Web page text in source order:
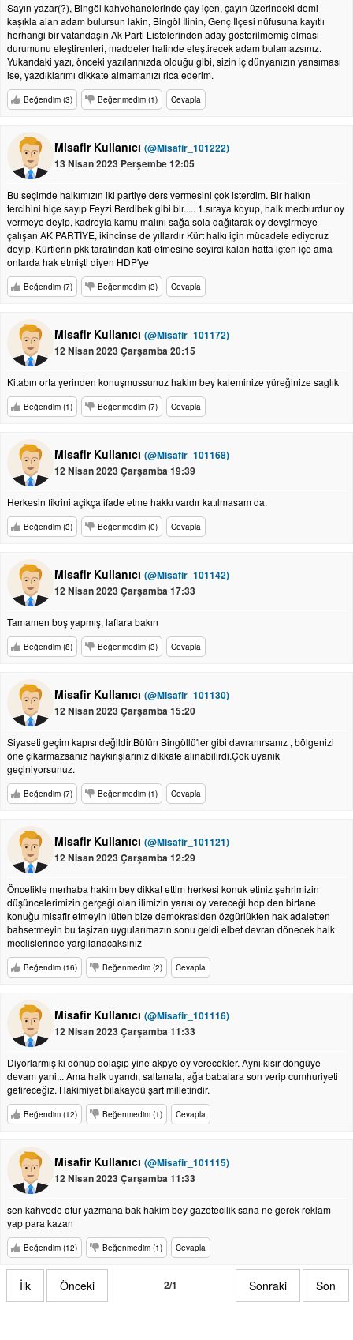
Sayın yazar(?), Bingöl kahvehanelerinde çay içen, çayın üzerindeki demi
kaşıkla alan adam bulursun lakin, Bingöl İlinin, Genç İlçesi nüfusuna kayıtlı
herhangi bir vatandaşın Ak Parti Listelerinden aday gösterilmemiş olması
durumunu eleştirenleri, maddeler halinde eleştirecek adam bulamazsınız.
Yukarıdaki yazı, önceki yazılarınızda olduğu gibi, sizin iç dünyanızın yansıması
ise, yazdıklarımı dikkate almamanızı rica ederim.
Beğendim (3) Beğenmedim (1) Cevapla
Misafir Kullanıcı (@Misafir_101222)
13 Nisan 2023 Perşembe 12:05
Bu seçimde halkımızın iki partiye ders vermesini çok isterdim. Bir halkın
tercihini hiçe sayıp Feyzi Berdibek gibi bir..... 1.sıraya koyup, halk mecburdur oy
vermeye deyip, kadroyla kamu malını sağa sola dağıtarak oy devşirmeye
çalışan AK PARTİYE, ikincinse de yıllardır Kürt halkı için mücadele ediyoruz
deyip, Kürtlerin pkk tarafından katl etmesine seyirci kalan hatta içten içe ama
onlarda hak etmişti diyen HDP'ye
Beğendim (7) Beğenmedim (3) Cevapla
Misafir Kullanıcı (@Misafir_101172)
12 Nisan 2023 Çarşamba 20:15
Kitabın orta yerinden konuşmussunuz hakim bey kaleminize yüreğinize saglık
Beğendim (1) Beğenmedim (7) Cevapla
Misafir Kullanıcı (@Misafir_101168)
12 Nisan 2023 Çarşamba 19:39
Herkesin fikrini açikça ifade etme hakkı vardır katılmasam da.
Beğendim (3) Beğenmedim (0) Cevapla
Misafir Kullanıcı (@Misafir_101142)
12 Nisan 2023 Çarşamba 17:33
Tamamen boş yapmış, laflara bakın
Beğendim (8) Beğenmedim (3) Cevapla
Misafir Kullanıcı (@Misafir_101130)
12 Nisan 2023 Çarşamba 15:20
Siyaseti geçim kapısı değildir.Bütün Bingöllü'ler gibi davranırsanız , bölgenizi
öne çıkarmazsanız haykırışlarınız dikkate alınabilirdi.Çok uyanık
geçiniyorsunuz.
Beğendim (7) Beğenmedim (1) Cevapla
Misafir Kullanıcı (@Misafir_101121)
12 Nisan 2023 Çarşamba 12:29
Öncelikle merhaba hakim bey dikkat ettim herkesi konuk etiniz şehrimizin
düşüncelerimizin gerçeği olan ilimizin yarısı oy vereceği hdp den birtane
konuğu misafir etmeyin lütfen bize demokrasiden özgürlükten hak adaletten
bahsetmeyin bu faşizan uygularımazın sonu geldi elbet devran dönecek halk
meclislerinde yargılanacaksınız
Beğendim (16) Beğenmedim (2) Cevapla
Misafir Kullanıcı (@Misafir_101116)
12 Nisan 2023 Çarşamba 11:33
Diyorlarmış ki dönüp dolaşıp yine akpye oy verecekler. Aynı kısır döngüye
devam yani... Ama halk uyandı, saltanata, ağa babalara son verip cumhuriyeti
getireceğiz. Hakimiyet bilakaydü şart milletindir.
Beğendim (12) Beğenmedim (1) Cevapla
Misafir Kullanıcı (@Misafir_101115)
12 Nisan 2023 Çarşamba 11:33
sen kahvede otur yazmana bak hakim bey gazetecilik sana ne gerek reklam
yap para kazan
Beğendim (12) Beğenmedim (1) Cevapla
İlk Önceki 2/1 Sonraki Son